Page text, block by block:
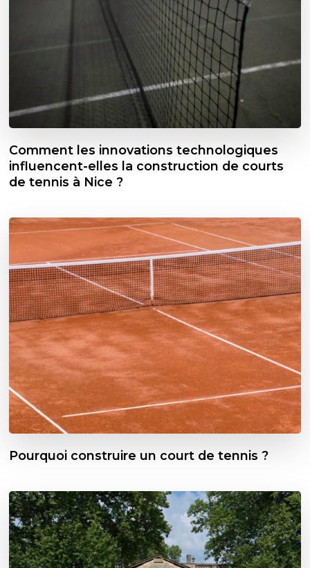
Comment les innovations technologiques
influencent-elles la construction de courts
de tennis à Nice ?
Pourquoi construire un court de tennis ?